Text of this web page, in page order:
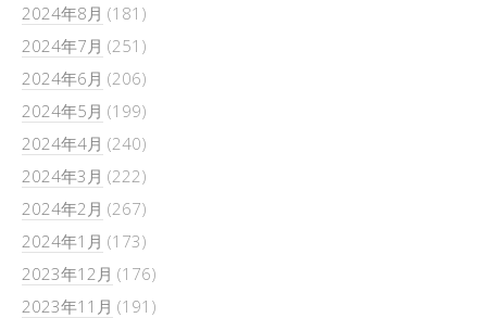
2024年8月 (181)
2024年7月 (251)
2024年6月 (206)
2024年5月 (199)
2024年4月 (240)
2024年3月 (222)
2024年2月 (267)
2024年1月 (173)
2023年12月 (176)
2023年11月 (191)